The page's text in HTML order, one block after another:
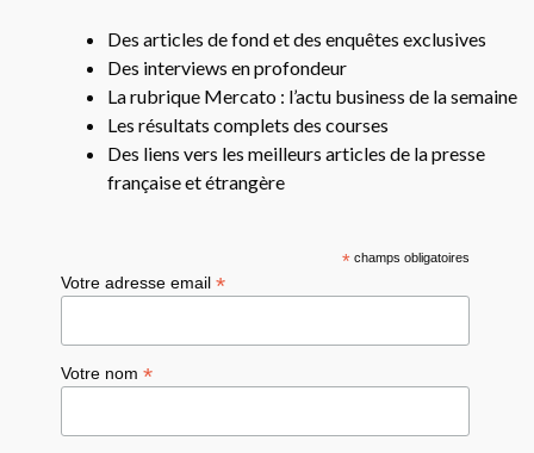
Des articles de fond et des enquêtes exclusives
Des interviews en profondeur
La rubrique Mercato : l’actu business de la semaine
Les résultats complets des courses
Des liens vers les meilleurs articles de la presse
française et étrangère
*champs obligatoires
Votre adresse email*
Votre nom*